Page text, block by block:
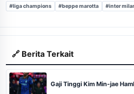
#liga champions #beppe marotta #inter
🔗 Berita Terkait
Gaji Tinggi Kim Min-jae